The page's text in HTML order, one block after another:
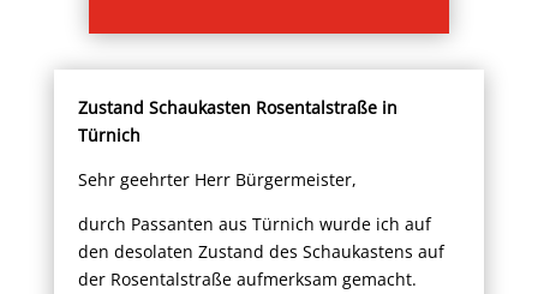
Zustand Schaukasten Rosentalstraße in
Türnich
Sehr geehrter Herr Bürgermeister,
durch Passanten aus Türnich wurde ich auf
den desolaten Zustand des Schaukastens auf
der Rosentalstraße aufmerksam gemacht.